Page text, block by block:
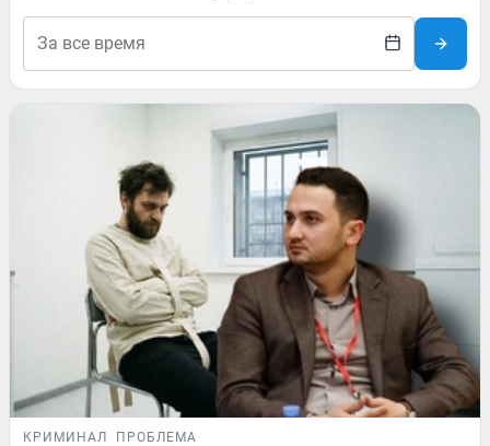
КРИМИНАЛ ПРОБЛЕМА